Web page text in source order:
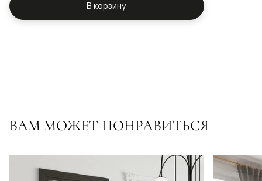
В корзину
ВАМ МОЖЕТ ПОНРАВИТЬСЯ